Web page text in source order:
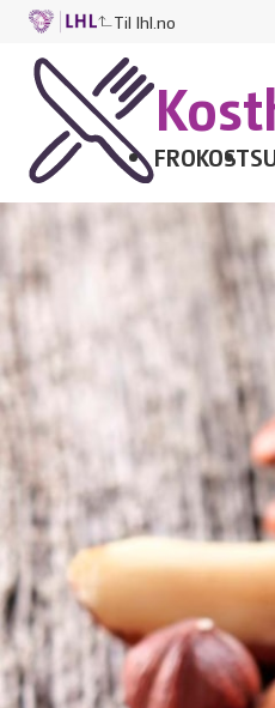
Til lhl.no
FROKOST